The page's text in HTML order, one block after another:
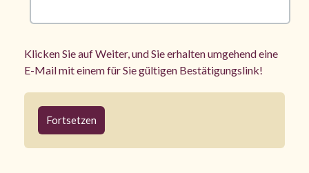
Klicken Sie auf Weiter, und Sie erhalten umgehend eine
E-Mail mit einem für Sie gültigen Bestätigungslink!